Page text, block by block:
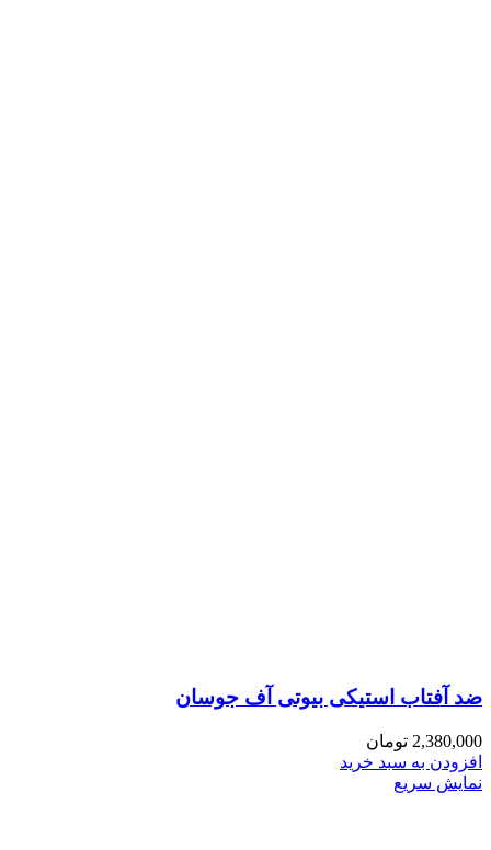
ضد آفتاب استیکی بیوتی آف جوسان
2,380,000 تومان
افزودن به سبد خرید
نمایش سریع